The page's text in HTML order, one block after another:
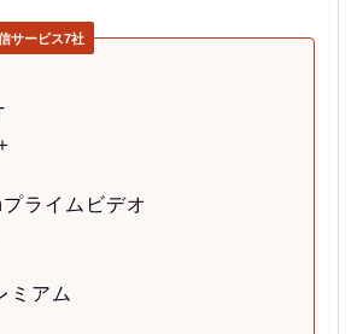
サービス7社
ライムビデオ
ミアム